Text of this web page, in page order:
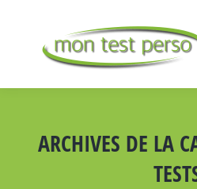
ARCHIVES DE LA